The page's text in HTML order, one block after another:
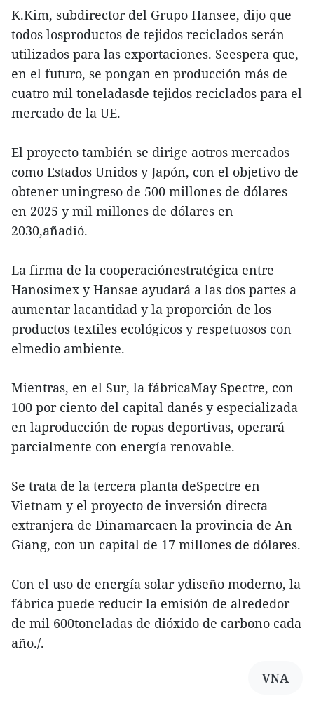
K.Kim, subdirector del Grupo Hansee, dijo que
todos losproductos de tejidos reciclados serán
utilizados para las exportaciones. Seespera que,
en el futuro, se pongan en producción más de
cuatro mil toneladasde tejidos reciclados para el
mercado de la UE.
El proyecto también se dirige aotros mercados
como Estados Unidos y Japón, con el objetivo de
obtener uningreso de 500 millones de dólares
en 2025 y mil millones de dólares en
2030,añadió.
La firma de la cooperaciónestratégica entre
Hanosimex y Hansae ayudará a las dos partes a
aumentar lacantidad y la proporción de los
productos textiles ecológicos y respetuosos con
elmedio ambiente.
Mientras, en el Sur, la fábricaMay Spectre, con
100 por ciento del capital danés y especializada
en laproducción de ropas deportivas, operará
parcialmente con energía renovable.
Se trata de la tercera planta deSpectre en
Vietnam y el proyecto de inversión directa
extranjera de Dinamarcaen la provincia de An
Giang, con un capital de 17 millones de dólares.
Con el uso de energía solar ydiseño moderno, la
fábrica puede reducir la emisión de alrededor
de mil 600toneladas de dióxido de carbono cada
año./.
VNA